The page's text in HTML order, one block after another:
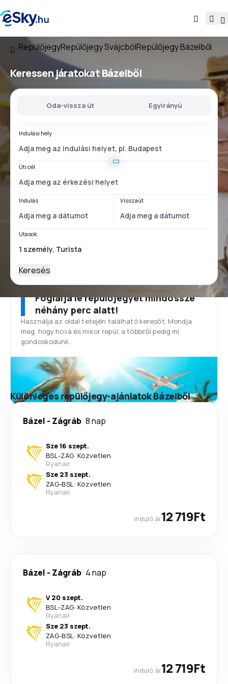
RepülőjegyRepülőjegy SvájcbólRepülőjegy Bázelből
Keressen járatokatBázelből
Oda-vissza út Egyirányú
Indulási hely
Úti cél
Indulás Visszaút
Utasok
Keresés
Foglalja le repülőjegyét mindössze
néhány perc alatt!
Használja az oldal tetején található keresőt. Mondja
meg, hogy hová és mikor repül, a többiről pedig mi
gondoskodunk.
Különleges repülőjegy-ajánlatok Bázelből
Bázel - Zágráb 8 nap
Sze 16 szept.
BSL-ZAG· Közvetlen
Ryanair
Sze 23 szept.
ZAG-BSL· Közvetlen
Ryanair
induló ár12 719Ft
Bázel - Zágráb 4 nap
V 20 szept.
BSL-ZAG· Közvetlen
Ryanair
Sze 23 szept.
ZAG-BSL· Közvetlen
Ryanair
induló ár12 719Ft